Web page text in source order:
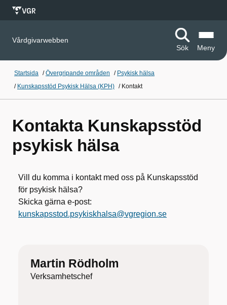
Vårdgivarwebben
Sök
Meny
Startsida /Övergripande områden / Psykisk hälsa
/ Kunskapsstöd Psykisk Hälsa (KPH) / Kontakt
Kontakta Kunskapsstöd
psykisk hälsa
Vill du komma i kontakt med oss på Kunskapsstöd
för psykisk hälsa?
Skicka gärna e-post:
kunskapsstod.psykiskhalsa@vgregion.se
Martin Rödholm
Verksamhetschef